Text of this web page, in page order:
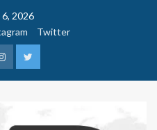
2026
Twitter
InstagramTwitter